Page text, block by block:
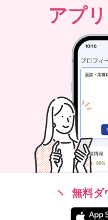
アプリ
無料ダ